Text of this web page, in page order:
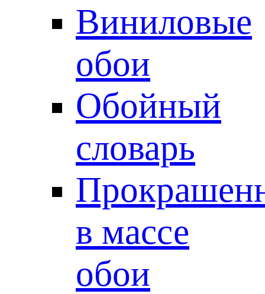
Виниловые
обои
Обойный
словарь
в массе
обои